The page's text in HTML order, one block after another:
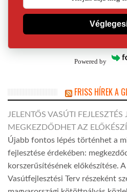
Powered by
FRISS HÍREK A
JELENTŐS VASÚTI
MEGKEZDŐDHET AZ
Újabb fontos lépés történhet a
fejlesztése érdekében:
korszerűsítésének előkészítése.
Vasútfejlesztési Terv részeként